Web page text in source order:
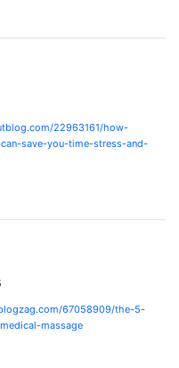
22963161/how-
save-you-time-stress-and-
67058909/the-5-
massage